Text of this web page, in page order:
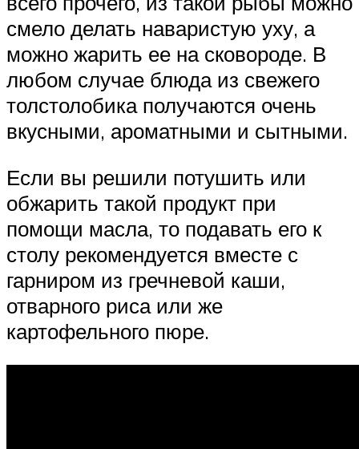
смело делать наваристую уху, а
можно жарить ее на сковороде. В
любом случае блюда из свежего
толстолобика получаются очень
вкусными, ароматными и сытными.
Если вы решили потушить или
обжарить такой продукт при
помощи масла, то подавать его к
столу рекомендуется вместе с
гарниром из гречневой каши,
отварного риса или же
картофельного пюре.